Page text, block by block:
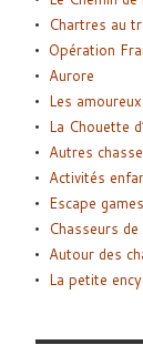
Chartres au
Opération
Aurore
Les amoureux
La Chouette
Autres
Activités
Escape
Chasseurs
Autour des
La petite